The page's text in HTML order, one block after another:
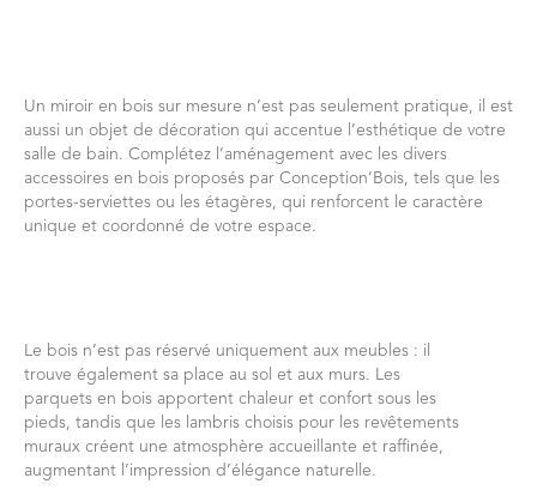
Un miroir en bois sur mesure n’est pas seulement pratique, il est
aussi un objet de décoration qui accentue l’esthétique de votre
salle de bain. Complétez l’aménagement avec les divers
accessoires en bois proposés par Conception’Bois, tels que les
portes-serviettes ou les étagères, qui renforcent le caractère
unique et coordonné de votre espace.
Le bois n’est pas réservé uniquement aux meubles : il
trouve également sa place au sol et aux murs. Les
parquets en bois apportent chaleur et confort sous les
pieds, tandis que les lambris choisis pour les revêtements
muraux créent une atmosphère accueillante et raffinée,
augmentant l’impression d’élégance naturelle.